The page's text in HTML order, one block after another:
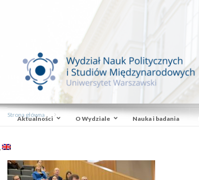
Aktualności O Wydziale Nauka i badania
Strona główna